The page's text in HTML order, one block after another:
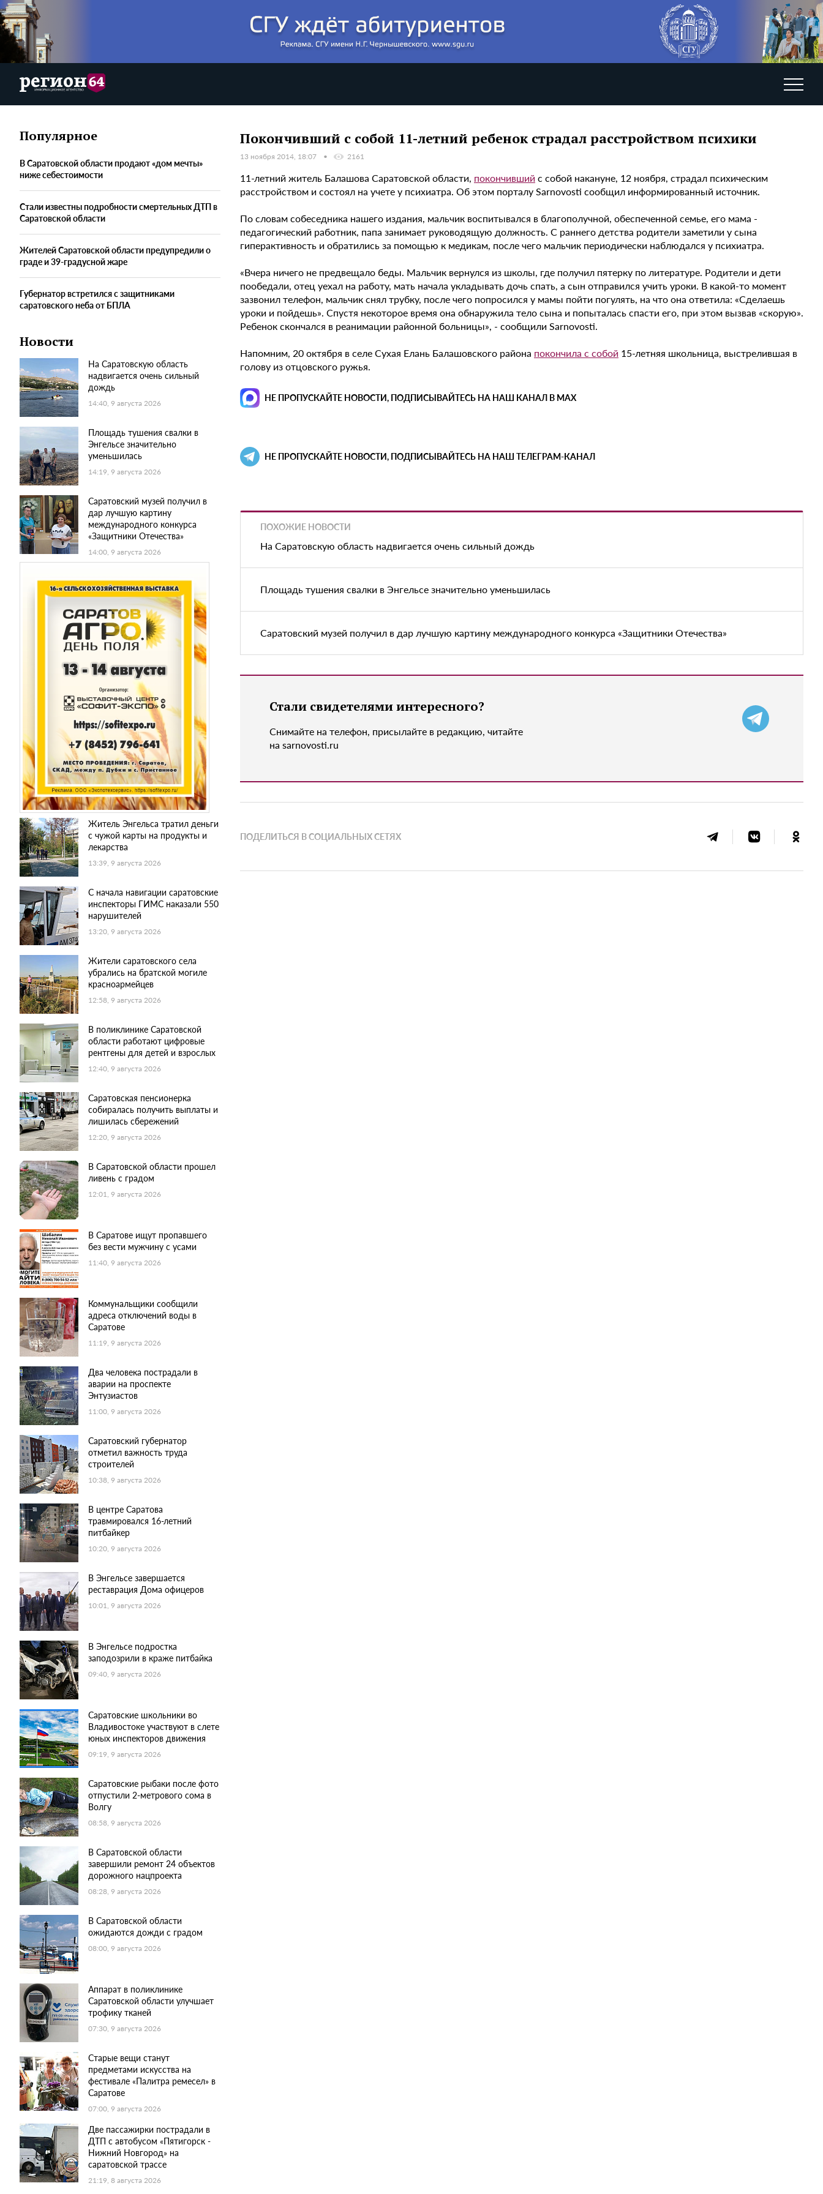
Популярное
В Саратовской области продают «дом мечты»
ниже себестоимости
Стали известны подробности смертельных ДТП в
Саратовской области
Жителей Саратовской области предупредили о
граде и 39-градусной жаре
Губернатор встретился с защитниками
саратовского неба от БПЛА
Новости
На Саратовскую область
надвигается очень сильный
дождь
14:40, 9 августа 2026
Площадь тушения свалки в
Энгельсе значительно
уменьшилась
14:19, 9 августа 2026
Саратовский музей получил в
дар лучшую картину
международного конкурса
«Защитники Отечества»
14:00, 9 августа 2026
Житель Энгельса тратил деньги
с чужой карты на продукты и
лекарства
13:39, 9 августа 2026
С начала навигации саратовские
инспекторы ГИМС наказали 550
нарушителей
13:20, 9 августа 2026
Жители саратовского села
убрались на братской могиле
красноармейцев
12:58, 9 августа 2026
В поликлинике Саратовской
области работают цифровые
рентгены для детей и взрослых
12:40, 9 августа 2026
Саратовская пенсионерка
собиралась получить выплаты и
лишилась сбережений
12:20, 9 августа 2026
В Саратовской области прошел
ливень с градом
12:01, 9 августа 2026
В Саратове ищут пропавшего
без вести мужчину с усами
11:40, 9 августа 2026
Коммунальщики сообщили
адреса отключений воды в
Саратове
11:19, 9 августа 2026
Два человека пострадали в
аварии на проспекте
Энтузиастов
11:00, 9 августа 2026
Саратовский губернатор
отметил важность труда
строителей
10:38, 9 августа 2026
В центре Саратова
травмировался 16-летний
питбайкер
10:20, 9 августа 2026
В Энгельсе завершается
реставрация Дома офицеров
10:01, 9 августа 2026
В Энгельсе подростка
заподозрили в краже питбайка
09:40, 9 августа 2026
Саратовские школьники во
Владивостоке участвуют в слете
юных инспекторов движения
09:19, 9 августа 2026
Саратовские рыбаки после фото
отпустили 2-метрового сома в
Волгу
08:58, 9 августа 2026
В Саратовской области
завершили ремонт 24 объектов
дорожного нацпроекта
08:28, 9 августа 2026
В Саратовской области
ожидаются дожди с градом
08:00, 9 августа 2026
Аппарат в поликлинике
Саратовской области улучшает
трофику тканей
07:30, 9 августа 2026
Старые вещи станут
предметами искусства на
фестивале «Палитра ремесел» в
Саратове
07:00, 9 августа 2026
Две пассажирки пострадали в
ДТП с автобусом «Пятигорск -
Нижний Новгород» на
саратовской трассе
21:19, 8 августа 2026
Покончивший с собой 11-летний ребенок страдал расстройством психики
13 ноября 2014, 18:07 2161
11-летний житель Балашова Саратовской области, покончивший с собой накануне, 12 ноября, страдал психическим
расстройством и состоял на учете у психиатра. Об этом порталу Sarnovosti сообщил информированный источник.
По словам собеседника нашего издания, мальчик воспитывался в благополучной, обеспеченной семье, его мама -
педагогический работник, папа занимает руководящую должность. С раннего детства родители заметили у сына
гиперактивность и обратились за помощью к медикам, после чего мальчик периодически наблюдался у психиатра.
«Вчера ничего не предвещало беды. Мальчик вернулся из школы, где получил пятерку по литературе. Родители и дети
пообедали, отец уехал на работу, мать начала укладывать дочь спать, а сын отправился учить уроки. В какой-то момент
зазвонил телефон, мальчик снял трубку, после чего попросился у мамы пойти погулять, на что она ответила: «Сделаешь
уроки и пойдешь». Спустя некоторое время она обнаружила тело сына и попыталась спасти его, при этом вызвав «скорую».
Ребенок скончался в реанимации районной больницы», - сообщили Sarnovosti.
Напомним, 20 октября в селе Сухая Елань Балашовского района покончила с собой 15-летняя школьница, выстрелившая в
голову из отцовского ружья.
НЕ ПРОПУСКАЙТЕ НОВОСТИ, ПОДПИСЫВАЙТЕСЬ НА НАШ КАНАЛ В MAX
НЕ ПРОПУСКАЙТЕ НОВОСТИ, ПОДПИСЫВАЙТЕСЬ НА НАШ ТЕЛЕГРАМ-КАНАЛ
ПОХОЖИЕ НОВОСТИ
На Саратовскую область надвигается очень сильный дождь
Площадь тушения свалки в Энгельсе значительно уменьшилась
Саратовский музей получил в дар лучшую картину международного конкурса «Защитники Отечества»
Стали свидетелями интересного?
Снимайте на телефон, присылайте в редакцию, читайте
на sarnovosti.ru
ПОДЕЛИТЬСЯ В СОЦИАЛЬНЫХ СЕТЯХ